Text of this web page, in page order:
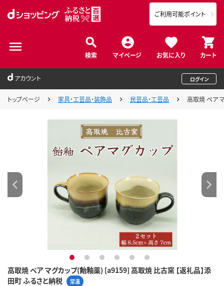
検索 マイページ お気に入り カート
ご利用可能ポイント
アカウント ログイン
トップページ 家具・工芸品・装飾品 民芸品・工芸品 高取焼 ペア
高取焼 ペア マグカップ(飴釉薬) [a9159] 高取焼 比古窯 【返礼品】添
田町 ふるさと納税
常温
1 2 3 4 5 6